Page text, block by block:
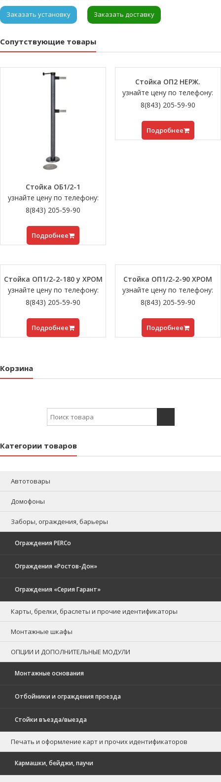
Заказать установку Заказать доставку
Сопутствующие товары
Стойка ОБ1/2-1
узнайте цену по телефону:
8(843) 205-59-90
Подробнее
Стойка ОП2 НЕРЖ.
узнайте цену по телефону:
8(843) 205-59-90
Подробнее
Стойка ОП1/2-2-180 у ХРОМ
узнайте цену по телефону:
8(843) 205-59-90
Подробнее
Стойка ОП1/2-2-90 ХРОМ
узнайте цену по телефону:
8(843) 205-59-90
Подробнее
Корзина
Search for:
Категории товаров
Автотовары
Домофоны
Заборы, ограждения, барьеры
Ограждения PERCo
Ограждения «Ростов-Дон»
Ограждения «Серия Гарант»
Карты, брелки, браслеты и прочие идентификаторы
Монтажные шкафы
ОПЦИИ И ДОПОЛНИТЕЛЬНЫЕ МОДУЛИ
Монтажные основания
Отбойники и ограждения проезда
Стойки въезда/выезда
Печать и оформление карт и прочих идентификаторов
Кармашки, бейджи, паучи